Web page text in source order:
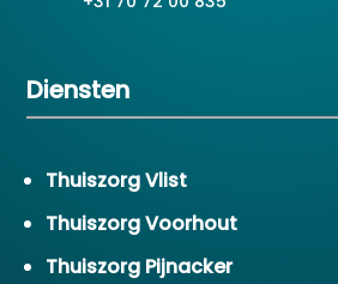
Diensten
Thuiszorg Vlist
Thuiszorg Voorhout
Thuiszorg Pijnacker